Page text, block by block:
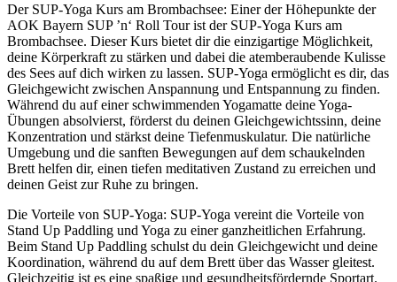
Der SUP-Yoga Kurs am Brombachsee: Einer der Höhepunkte der
AOK Bayern SUP ’n‘ Roll Tour ist der SUP-Yoga Kurs am
Brombachsee. Dieser Kurs bietet dir die einzigartige Möglichkeit,
deine Körperkraft zu stärken und dabei die atemberaubende Kulisse
des Sees auf dich wirken zu lassen. SUP-Yoga ermöglicht es dir, das
Gleichgewicht zwischen Anspannung und Entspannung zu finden.
Während du auf einer schwimmenden Yogamatte deine Yoga-
Übungen absolvierst, förderst du deinen Gleichgewichtssinn, deine
Konzentration und stärkst deine Tiefenmuskulatur. Die natürliche
Umgebung und die sanften Bewegungen auf dem schaukelnden
Brett helfen dir, einen tiefen meditativen Zustand zu erreichen und
deinen Geist zur Ruhe zu bringen.
Die Vorteile von SUP-Yoga: SUP-Yoga vereint die Vorteile von
Stand Up Paddling und Yoga zu einer ganzheitlichen Erfahrung.
Beim Stand Up Paddling schulst du dein Gleichgewicht und deine
Koordination, während du auf dem Brett über das Wasser gleitest.
Gleichzeitig ist es eine spaßige und gesundheitsfördernde Sportart.